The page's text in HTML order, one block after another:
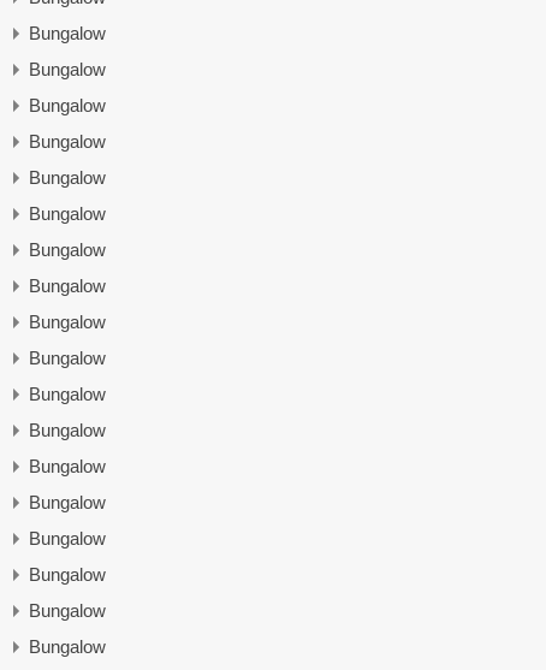
Bungalow
Bungalow
Bungalow
Bungalow
Bungalow
Bungalow
Bungalow
Bungalow
Bungalow
Bungalow
Bungalow
Bungalow
Bungalow
Bungalow
Bungalow
Bungalow
Bungalow
Bungalow